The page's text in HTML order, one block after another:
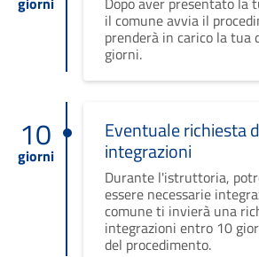
il comune avvia il
prenderà in carico la tua
giorni.
10
giorni
Eventuale richiesta
integrazioni
Durante l'istruttoria,
essere necessarie
comune ti invierà una
integrazioni entro 10
del procedimento.